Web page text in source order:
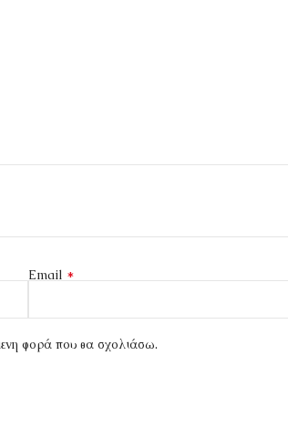
Email *
φορά που θα σχολιάσω.